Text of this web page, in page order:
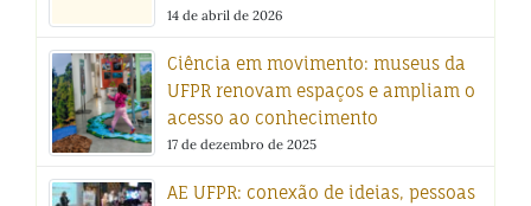
14 de abril de 2026
Ciência em movimento: museus da
UFPR renovam espaços e ampliam o
acesso ao conhecimento
17 de dezembro de 2025
AE UFPR: conexão de ideias, pessoas